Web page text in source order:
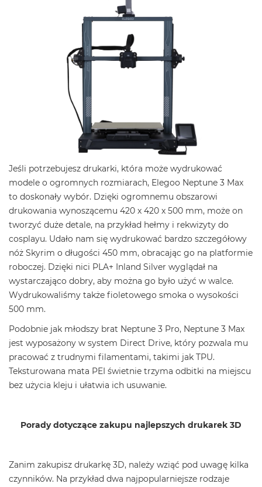
Jeśli potrzebujesz drukarki, która może wydrukować
modele o ogromnych rozmiarach, Elegoo Neptune 3 Max
to doskonały wybór. Dzięki ogromnemu obszarowi
drukowania wynoszącemu 420 x 420 x 500 mm, może on
tworzyć duże detale, na przykład hełmy i rekwizyty do
cosplayu. Udało nam się wydrukować bardzo szczegółowy
nóż Skyrim o długości 450 mm, obracając go na platformie
roboczej. Dzięki nici PLA+ Inland Silver wyglądał na
wystarczająco dobry, aby można go było użyć w walce.
Wydrukowaliśmy także fioletowego smoka o wysokości
500 mm.
Podobnie jak młodszy brat Neptune 3 Pro, Neptune 3 Max
jest wyposażony w system Direct Drive, który pozwala mu
pracować z trudnymi filamentami, takimi jak TPU.
Teksturowana mata PEI świetnie trzyma odbitki na miejscu
bez użycia kleju i ułatwia ich usuwanie.
Porady dotyczące zakupu najlepszych drukarek 3D
Zanim zakupisz drukarkę 3D, należy wziąć pod uwagę kilka
czynników. Na przykład dwa najpopularniejsze rodzaje